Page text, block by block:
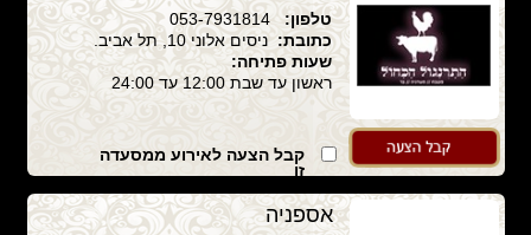
טלפון:053-7931814
כתובת: ניסים אלוני 10, תל אביב.
שעות פתיחה:
ראשון עד שבת 12:00 עד 24:00
קבל הצעה לאירוע ממסעדה
זו
אספניה